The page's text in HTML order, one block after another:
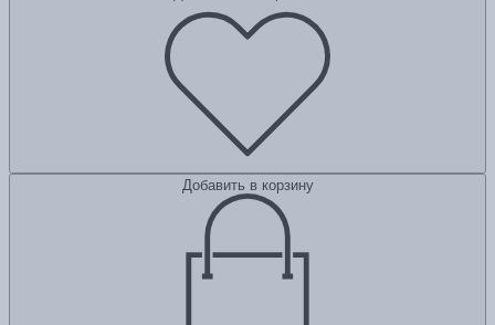
Добавить в корзину